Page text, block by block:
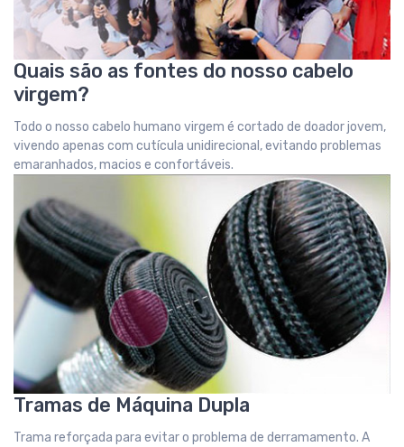
Quais são as fontes do nosso cabelo
virgem?
Todo o nosso cabelo humano virgem é cortado de doador jovem,
vivendo apenas com cutícula unidirecional, evitando problemas
emaranhados, macios e confortáveis.
Tramas de Máquina Dupla
Trama reforçada para evitar o problema de derramamento. A